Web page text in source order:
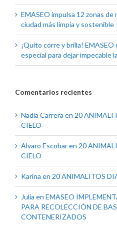
EMASEO impulsa 12 zonas
ciudad más limpia y sostenible
¡Quito corre y brilla!
especial para dejar impecable
Comentarios recientes
Nadia Carrera en 20
CIELO
Alvaro Escobaren 20
CIELO
Karina en 20 ANIMALITOS
Julia en EMASEO
PARA RECOLECCIÓN DE
CONTENERIZADOS